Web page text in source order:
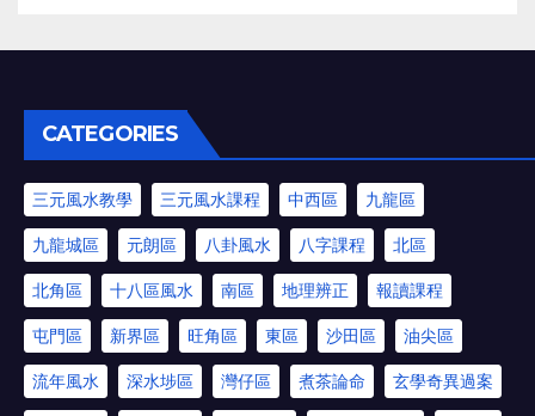
CATEGORIES
三元風水教學 三元風水課程 中西區 九龍區
九龍城區 元朗區 八卦風水 八字課程 北區
北角區 十八區風水 南區 地理辨正 報讀課程
屯門區 新界區 旺角區 東區 沙田區 油尖區
流年風水 深水埗區 灣仔區 煮茶論命 玄學奇異過案